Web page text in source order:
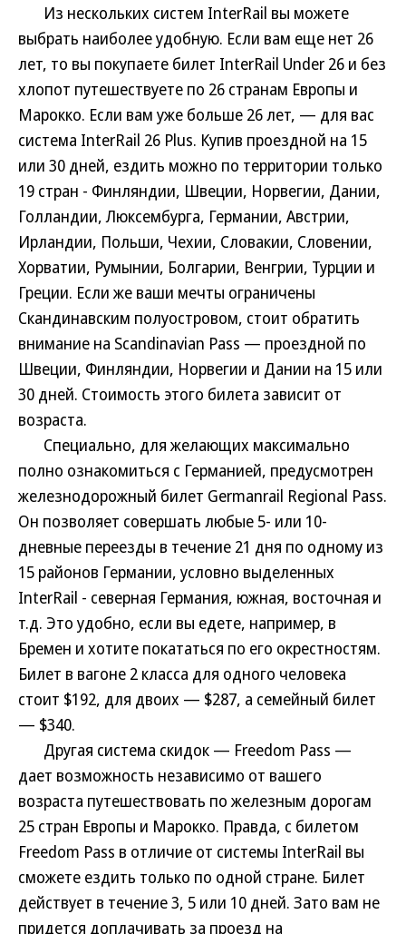
Из нескольких систем InterRail вы можете
выбрать наиболее удобную. Если вам еще нет 26
лет, то вы покупаете билет InterRail Under 26 и без
хлопот путешествуете по 26 странам Европы и
Марокко. Если вам уже больше 26 лет, — для вас
система InterRail 26 Plus. Купив проездной на 15
или 30 дней, ездить можно по территории только
19 стран - Финляндии, Швеции, Норвегии, Дании,
Голландии, Люксембурга, Германии, Австрии,
Ирландии, Польши, Чехии, Словакии, Словении,
Хорватии, Румынии, Болгарии, Венгрии, Турции и
Греции. Если же ваши мечты ограничены
Скандинавским полуостровом, стоит обратить
внимание на Scandinavian Pass — проездной по
Швеции, Финляндии, Норвегии и Дании на 15 или
30 дней. Стоимость этого билета зависит от
возраста.
Специально, для желающих максимально
полно ознакомиться с Германией, предусмотрен
железнодорожный билет Germanrail Regional Pass.
Он позволяет совершать любые 5- или 10-
дневные переезды в течение 21 дня по одному из
15 районов Германии, условно выделенных
InterRail - северная Германия, южная, восточная и
т.д. Это удобно, если вы едете, например, в
Бремен и хотите покататься по его окрестностям.
Билет в вагоне 2 класса для одного человека
стоит $192, для двоих — $287, а семейный билет
— $340.
Другая система скидок — Freedom Pass —
дает возможность независимо от вашего
возраста путешествовать по железным дорогам
25 стран Европы и Марокко. Правда, с билетом
Freedom Pass в отличие от системы InterRail вы
сможете ездить только по одной стране. Билет
действует в течение 3, 5 или 10 дней. Зато вам не
придется доплачивать за проезд на